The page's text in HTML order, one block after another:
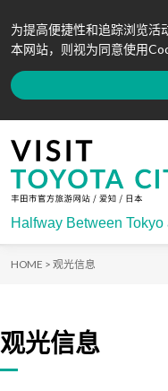
为提高便捷性和追踪浏览活
本网站，则视为同意使用
Halfway Between Tokyo
HOME > 观光信息
观光信息